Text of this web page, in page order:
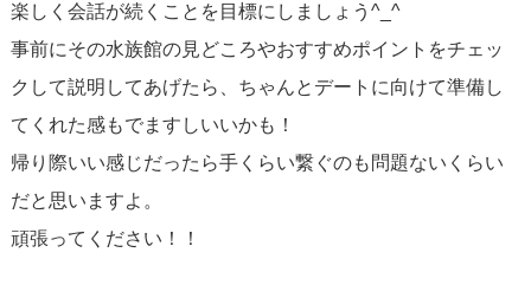
フォトスポットでの写真撮影は思い出作りには欠かせませ
ん。スマホで写真を撮る時は二人で入るセルフィーを提案
すると、距離が縮まります。また、彼女がカメラを向けて
いる際に彼女の写真を上手に撮ってあげることもポイント
です。
食事をするタイミングも大切です。レストランでの食事
楽しく会話が続くことを目標にしましょう^_^
事前にその水族館の見どころやおすすめポイントをチェッ
クして説明してあげたら、ちゃんとデートに向けて準備し
てくれた感もでますしいいかも！
帰り際いい感じだったら手くらい繋ぐのも問題ないくらい
だと思いますよ。
頑張ってください！！